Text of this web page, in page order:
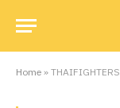
Home»THAIFIGHTERS